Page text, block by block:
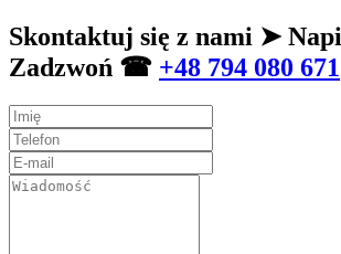
Skontaktuj się z nami ➤
Zadzwoń ☎ +48 794 080 671